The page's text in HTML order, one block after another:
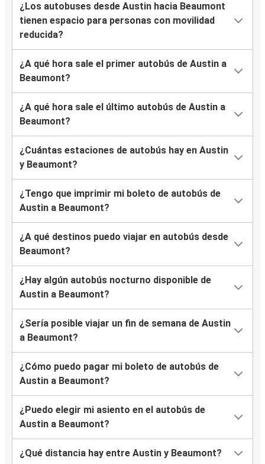
¿Los autobuses desde Austin hacia Beaumont
tienen espacio para personas con movilidad
reducida?
¿A qué hora sale el primer autobús de Austin a
Beaumont?
¿A qué hora sale el último autobús de Austin a
Beaumont?
¿Cuántas estaciones de autobús hay en Austin
y Beaumont?
¿Tengo que imprimir mi boleto de autobús de
Austin a Beaumont?
¿A qué destinos puedo viajar en autobús desde
Beaumont?
¿Hay algún autobús nocturno disponible de
Austin a Beaumont?
¿Sería posible viajar un fin de semana de Austin
a Beaumont?
¿Cómo puedo pagar mi boleto de autobús de
Austin a Beaumont?
¿Puedo elegir mi asiento en el autobús de
Austin a Beaumont?
¿Qué distancia hay entre Austin y Beaumont?